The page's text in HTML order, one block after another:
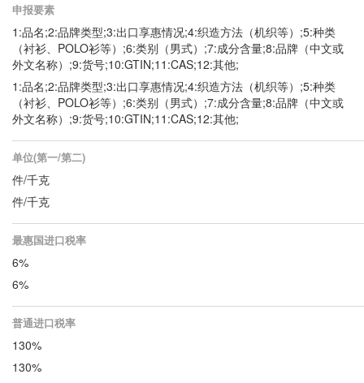
申报要素
1:品名;2:品牌类型;3:出口享惠情况;4:织造方法（机织等）;5:种类
（衬衫、POLO衫等）;6:类别（男式）;7:成分含量;8:品牌（中文或
外文名称）;9:货号;10:GTIN;11:CAS;12:其他;
1:品名;2:品牌类型;3:出口享惠情况;4:织造方法（机织等）;5:种类
（衬衫、POLO衫等）;6:类别（男式）;7:成分含量;8:品牌（中文或
外文名称）;9:货号;10:GTIN;11:CAS;12:其他;
单位(第一/第二)
件/千克
件/千克
最惠国进口税率
6%
6%
普通进口税率
130%
130%